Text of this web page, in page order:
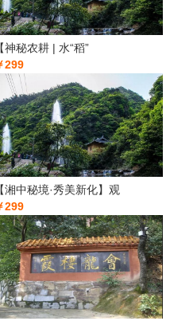
【神秘农耕 | 水“稻”
299
【湘中秘境·秀美新化】观
299